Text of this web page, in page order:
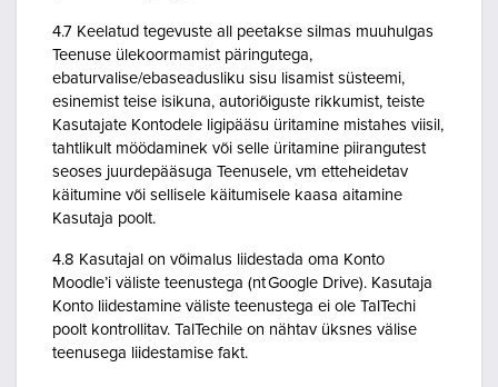
4.7 Keelatud tegevuste all peetakse silmas muuhulgas
Teenuse ülekoormamist päringutega,
ebaturvalise/ebaseadusliku sisu lisamist süsteemi,
esinemist teise isikuna, autoriõiguste rikkumist, teiste
Kasutajate Kontodele ligipääsu üritamine mistahes viisil,
tahtlikult möödaminek või selle üritamine piirangutest
seoses juurdepääsuga Teenusele, vm etteheidetav
käitumine või sellisele käitumisele kaasa aitamine
Kasutaja poolt.
4.8 Kasutajal on võimalus liidestada oma Konto
Moodle’i väliste teenustega (nt Google Drive). Kasutaja
Konto liidestamine väliste teenustega ei ole TalTechi
poolt kontrollitav. TalTechile on nähtav üksnes välise
teenusega liidestamise fakt.